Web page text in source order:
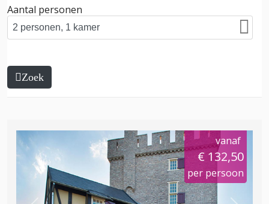
Aantal personen
Zoek
vanaf
€ 132,50
per persoon